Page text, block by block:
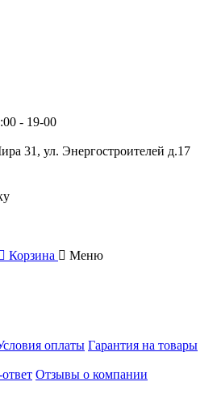
- 19-00
31, ул. Энергостроителей д.17
Корзина Меню
оплаты Гарантия на товары
Отзывы о компании